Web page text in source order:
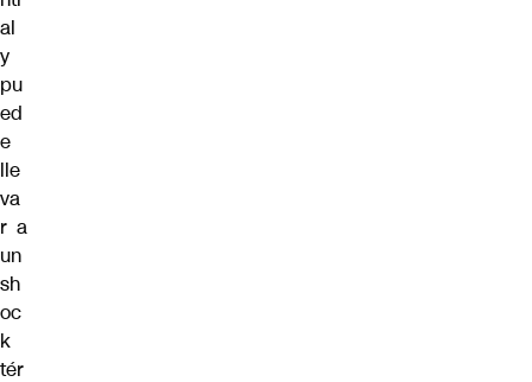
al
y
pu
ed
e
lle
va
r a
un
sh
oc
k
tér